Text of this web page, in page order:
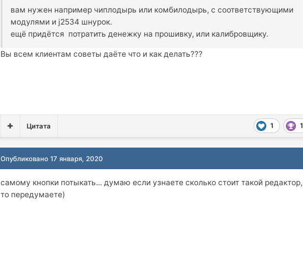
вам нужен например чиплодырь или комбилодырь, с соответствующими
модулями и j2534 шнурок.
ещё придётся потратить денежку на прошивку, или калибровщику.
Вы всем клиентам советы даёте что и как делать???
1 1
Цитата
Опубликовано17 января, 2020
самому кнопки потыкать... думаю если узнаете сколько стоит такой редактор,
то передумаете)